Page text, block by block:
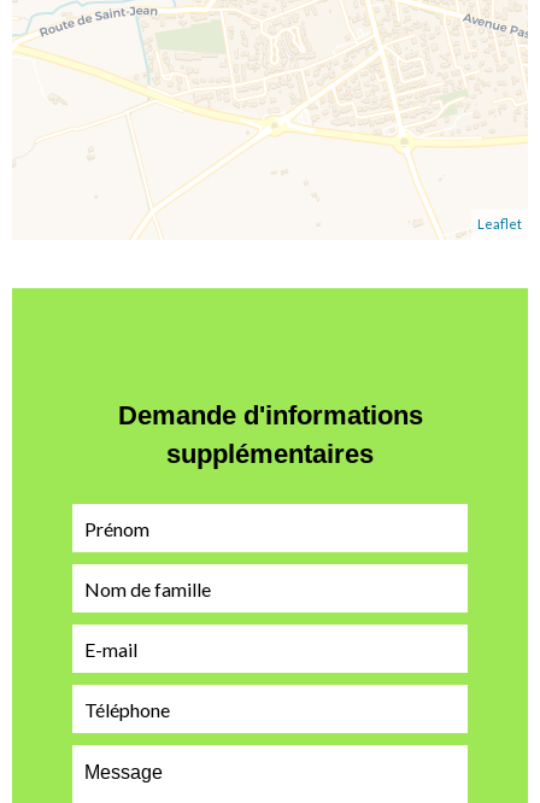
Leaflet
Demande d'informations
supplémentaires